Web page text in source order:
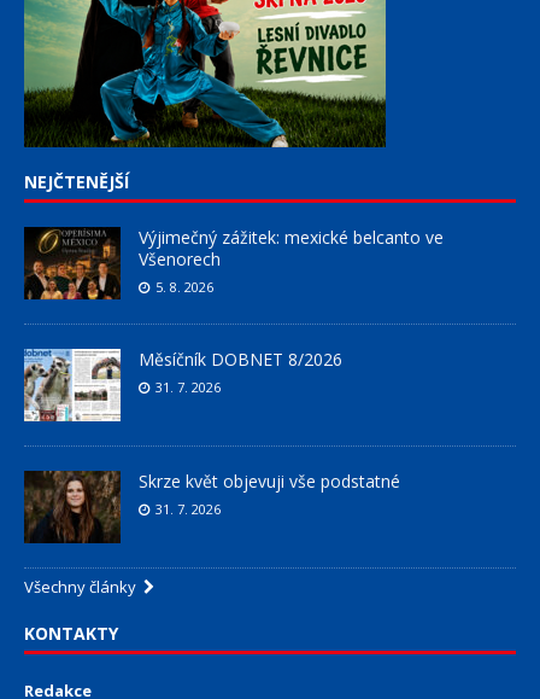
NEJČTENĚJŠÍ
Výjimečný zážitek: mexické belcanto ve
Všenorech
5. 8. 2026
Měsíčník DOBNET 8/2026
31. 7. 2026
Skrze květ objevuji vše podstatné
31. 7. 2026
Všechny články
KONTAKTY
Redakce